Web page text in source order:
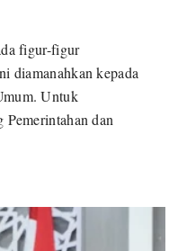
figur-figur
diamanahkan kepada
Untuk
dan